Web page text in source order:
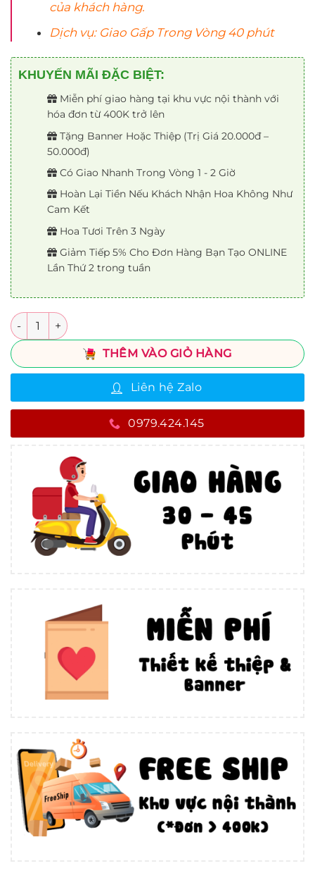
của khách hàng.
Dịch vụ: Giao Gấp Trong Vòng 40 phút
KHUYẾN MÃI ĐẶC BIỆT:
Miễn phí giao hàng tại khu vực nội thành với
hóa đơn từ 400K trở lên
Tặng Banner Hoặc Thiệp (Trị Giá 20.000đ –
50.000đ)
Có Giao Nhanh Trong Vòng 1 - 2 Giờ
Hoàn Lại Tiền Nếu Khách Nhận Hoa Không Như
Cam Kết
Hoa Tươi Trên 3 Ngày
Giảm Tiếp 5% Cho Đơn Hàng Bạn Tạo ONLINE
Lần Thứ 2 trong tuần
Số lượng
THÊM VÀO GIỎ HÀNG
Liên hệ Zalo
0979.424.145